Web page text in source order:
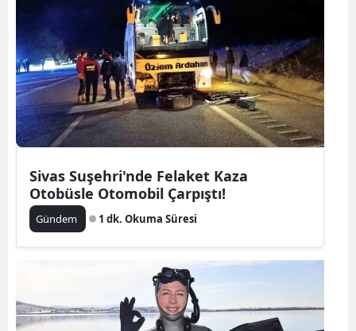
Sivas Suşehri'nde Felaket Kaza
Otobüsle Otomobil Çarpıştı!
Gündem 1 dk. Okuma Süresi